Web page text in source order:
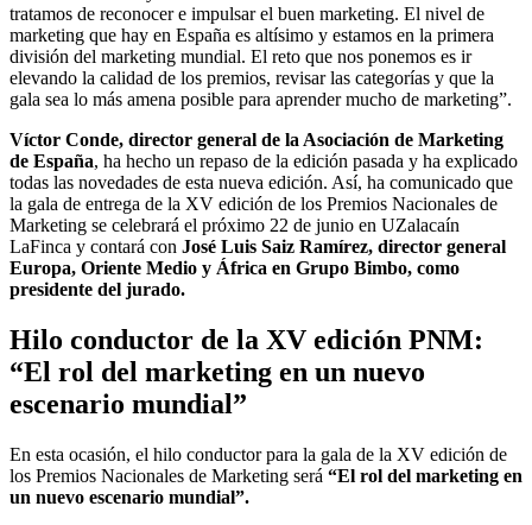
tratamos de reconocer e impulsar el buen marketing. El nivel de
marketing que hay en España es altísimo y estamos en la primera
división del marketing mundial. El reto que nos ponemos es ir
elevando la calidad de los premios, revisar las categorías y que la
gala sea lo más amena posible para aprender mucho de marketing”.
Víctor Conde, director general de la Asociación de Marketing
de España, ha hecho un repaso de la edición pasada y ha explicado
todas las novedades de esta nueva edición. Así, ha comunicado que
la gala de entrega de la XV edición de los Premios Nacionales de
Marketing se celebrará el próximo 22 de junio en UZalacaín
LaFinca y contará con José Luis Saiz Ramírez, director general
Europa, Oriente Medio y África en Grupo Bimbo, como
presidente del jurado.
Hilo conductor de la XV edición PNM:
“El rol del marketing en un nuevo
escenario mundial”
En esta ocasión, el hilo conductor para la gala de la XV edición de
los Premios Nacionales de Marketing será “El rol del marketing en
un nuevo escenario mundial”.